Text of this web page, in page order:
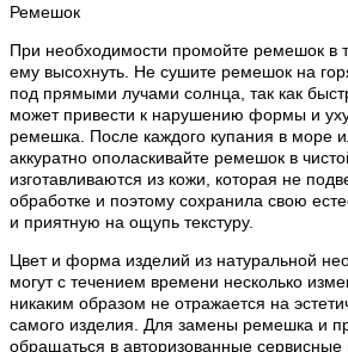
Ремешок
При необходимости промойте ремешок в
ему высохнуть. Не сушите ремешок на
под прямыми лучами солнца, так как
может привести к нарушению формы и
ремешка. После каждого купания в море
аккуратно ополаскивайте ремешок в
изготавливаются из кожи, которая не
обработке и поэтому сохранила свою
и приятную на ощупь текстуру.
Цвет и форма изделий из натуральной
могут с течением времени несколько
никаким образом не отражается на
самого изделия. Для замены ремешка и
обращаться в авторизованные